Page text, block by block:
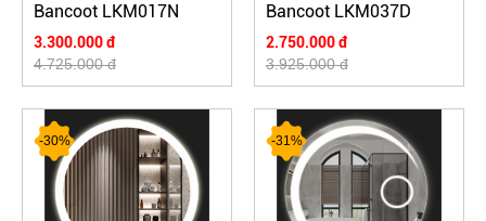
Bancoot LKM017N
3.300.000 đ
4.725.000 đ
Bancoot LKM037D
2.750.000 đ
3.925.000 đ
-30% -31%